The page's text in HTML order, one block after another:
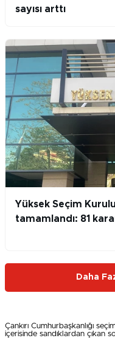
sayısı arttı
Yüksek Seçim
tamamlandı: 81
Daha
Çankırı Cumhurbaşkanlığı
içerisinde sandıklardan çıkan